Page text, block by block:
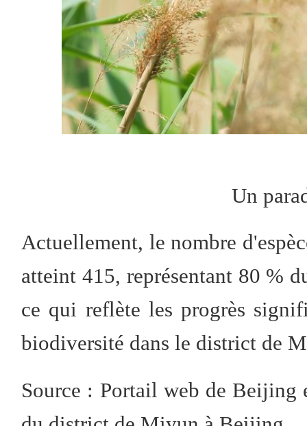
Un
Actuellement, le nombre
atteint 415, représentant 80 %
ce qui reflète les progrès
biodiversité dans le district de
Source : Portail web de Beijing